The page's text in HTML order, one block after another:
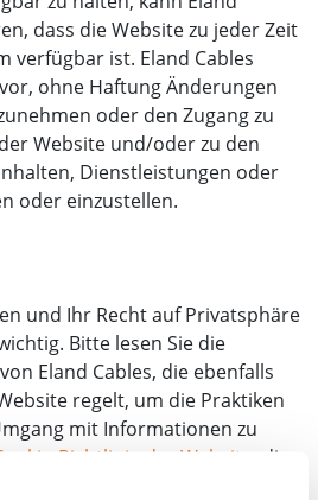
dass die Website zu jeder Zeit
verfügbar ist. Eland Cables
ohne Haftung Änderungen
oder den Zugang zu
Website und/oder zu den
Dienstleistungen oder
oder einzustellen.
und Ihr Recht auf Privatsphäre
Bitte lesen Sie die
von Eland Cables, die ebenfalls
regelt, um die Praktiken
mit Informationen zu
Richtlinie der Website
, die
darüber enthält, wie Ihre